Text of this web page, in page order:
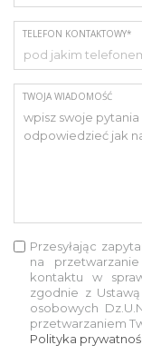
TELEFON KONTAKTOWY*
TWOJA WIADOMOŚĆ
Przesyłając
na
kontaktu w
zgodnie z
osobowych
przetwarzaniem
Polityka